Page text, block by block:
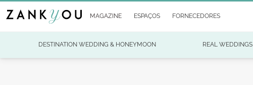
MAGAZINE ESPAÇOS FORNECEDORES
DESTINATION WEDDING & HONEYMOON REAL WEDDINGS